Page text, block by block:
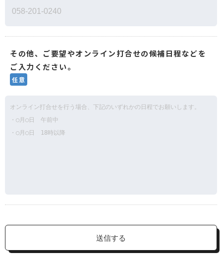
その他、ご要望やオンライン打合せの候補日程などを
ご入力ください。
任意